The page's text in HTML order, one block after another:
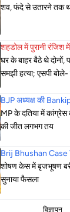
शव, फंदे से उतारने तक
शहडोल में पुरानी रंजिश
घर के बाहर बैठे थे दोनों,
समझी हत्या; एसपी बोले-
BJP अध्यक्ष की
MP के दतिया में
की जीत लगभग तय
Brij Bhushan
शोषण केस में बृजभूषण
सुनाया फैसला
विज्ञापन